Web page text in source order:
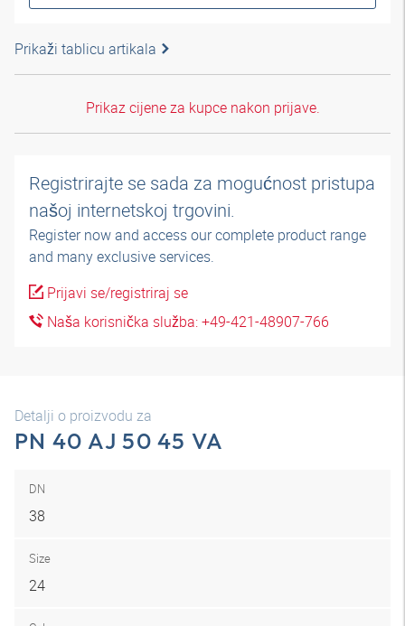
Prikaži tablicu artikala
Prikaz cijene za kupce nakon prijave.
Registrirajte se sada za mogućnost pristupa
našoj internetskoj trgovini.
Register now and access our complete product range
and many exclusive services.
Prijavi se/registriraj se
Naša korisnička služba: +49-421-48907-766
Detalji o proizvodu za
PN 40 AJ 50 45 VA
DN
38
Size
24